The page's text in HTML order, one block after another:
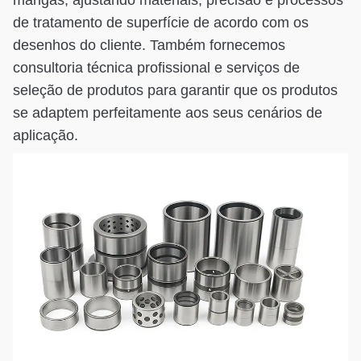
de tratamento de superfície de acordo com os
desenhos do cliente. Também fornecemos
consultoria técnica profissional e serviços de
seleção de produtos para garantir que os produtos
se adaptem perfeitamente aos seus cenários de
aplicação.